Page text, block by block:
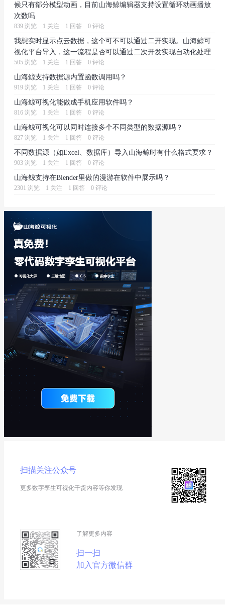
候只有部分模型动画，目前山海鲸编辑器支持设置循环动画播放
次数吗
839 浏览 1 关注 1 回答 0 评论
我想实时显示点云数据，这个可不可以通过二开实现。山海鲸可
视化平台导入，这一流程是否可以通过二次开发实现自动化处理
505 浏览 1 关注 1 回答 0 评论
山海鲸支持数据源内置函数调用吗？
919 浏览 1 关注 1 回答 0 评论
山海鲸可视化能做成手机应用软件吗？
816 浏览 1 关注 1 回答 0 评论
山海鲸可视化可以同时连接多个不同类型的数据源吗？
827 浏览 1 关注 1 回答 0 评论
不同数据源（如Excel、数据库）导入山海鲸时有什么格式要求？
903 浏览 1 关注 1 回答 0 评论
山海鲸支持在Blender里做的漫游在软件中展示吗？
2301 浏览 1 关注 1 回答 0 评论
扫描关注公众号
更多数字孪生可视化干货内容等你发现
了解更多内容
扫一扫
加入官方微信群